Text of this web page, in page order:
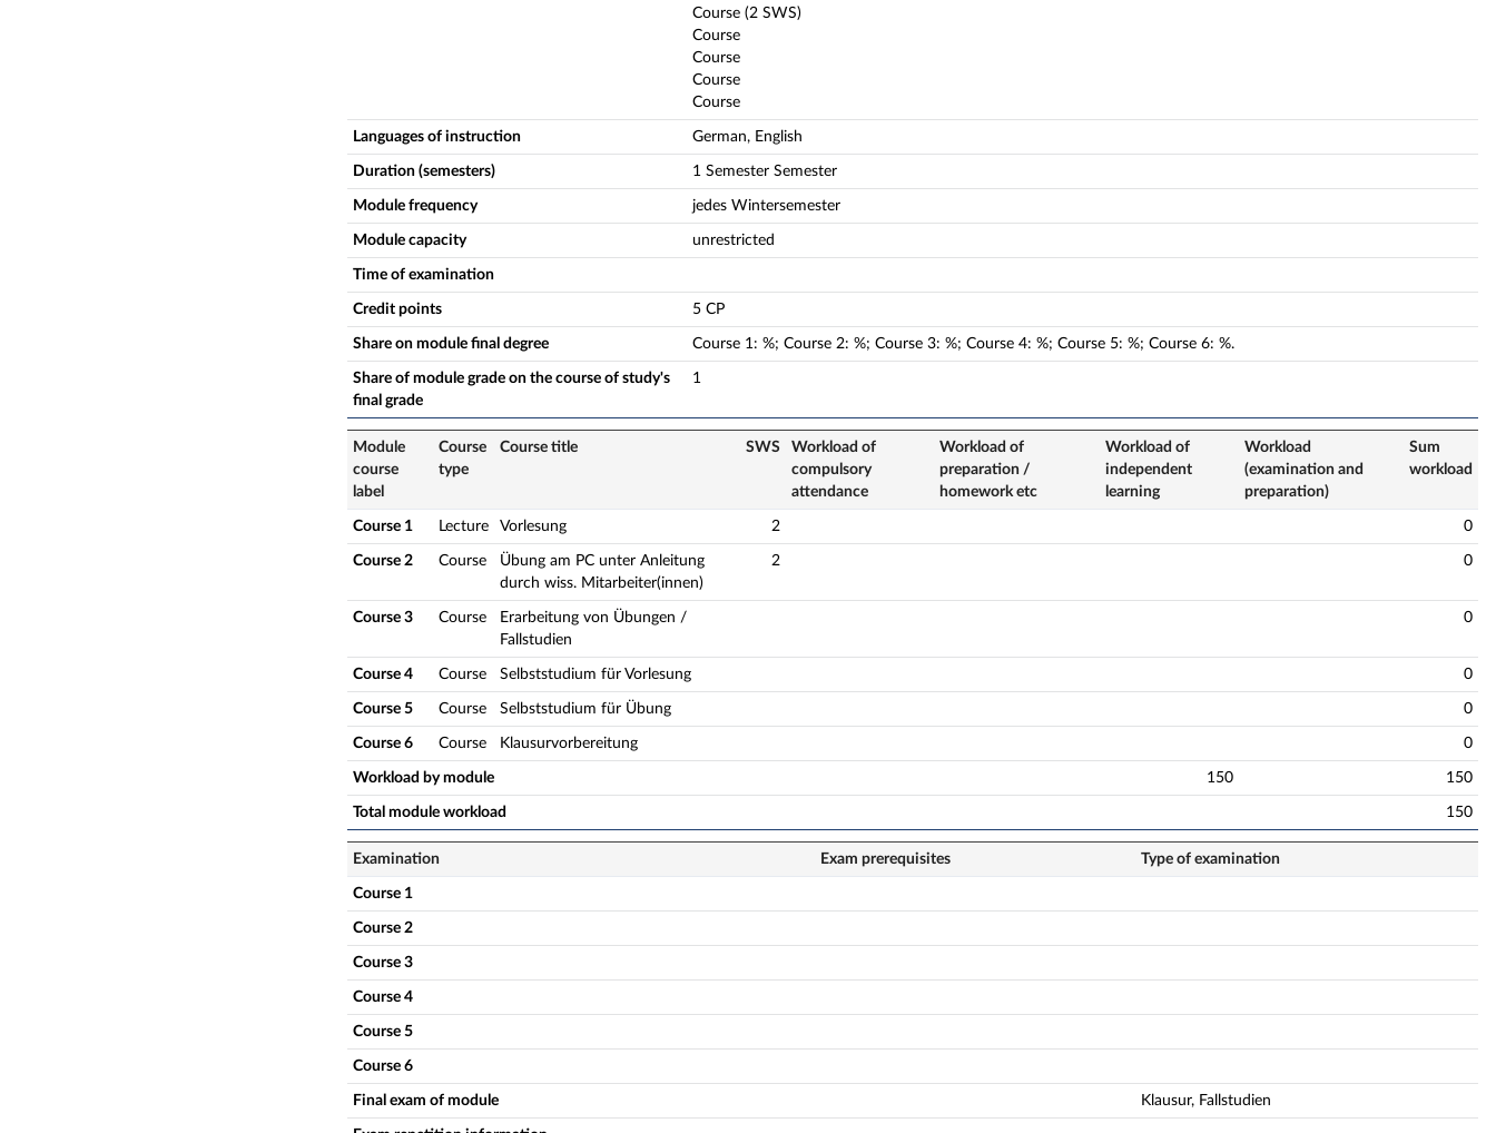
Course (2 SWS)
Course
Course
Course
Course
Languages of instruction German, English
Duration (semesters) 1 Semester Semester
Module frequency jedes Wintersemester
Module capacity unrestricted
Time of examination
Credit points 5 CP
Share on module final degree Course 1: %; Course 2: %; Course 3: %; Course 4: %; Course 5: %; Course 6: %.
Share of module grade on the course of study's
final grade
1
Module
course
label
Course
type
Course title SWS
Workload of
compulsory
attendance
Workload of
preparation /
homework etc
Workload of
independent
learning
Workload
(examination and
preparation)
Sum
workload
Course 1 Lecture Vorlesung 2 0
Course 2 Course
Übung am PC unter Anleitung
durch wiss. Mitarbeiter(innen)
2 0
Course 3 Course
Erarbeitung von Übungen /
Fallstudien
0
Course 4 Course Selbststudium für Vorlesung 0
Course 5 Course Selbststudium für Übung 0
Course 6 Course Klausurvorbereitung 0
Workload by module 150 150
Total module workload 150
Examination Exam prerequisites Type of examination
Course 1
Course 2
Course 3
Course 4
Course 5
Course 6
Final exam of module Klausur, Fallstudien